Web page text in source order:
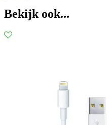
Bekijk ook...